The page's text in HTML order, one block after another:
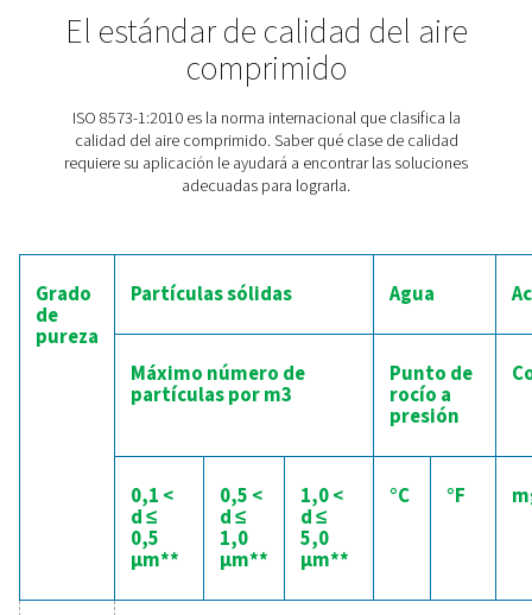
0. Al implementar estas soluciones, puede mantener
y eficiencia de sus productos y equipos.
La solución perfecta
puede ayudar a evitar una serie de problemas que
interrumpir la producción. El exceso de humedad
móviles de los equipos de fabricación, lo que
funcionalidad y vida útil. También puede causar
dentro de las líneas de control, lo que provoca
posibles fallos del equipo. Además, la humedad
contribuir a la corrosión en los instrumentos de
que provoca lecturas inexactas y paradas
producción. Al eliminar eficazmente la humedad
comprimido, un sistema de secado fiable ayuda a
eficiencia, la precisión y la longevidad de sus
procesos.